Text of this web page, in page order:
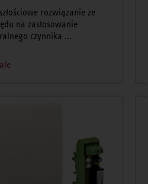
rozwiązanie ze
na zastosowanie
czynnika ...